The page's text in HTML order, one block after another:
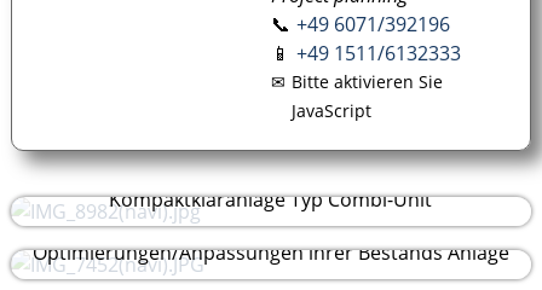
📞 +49 6071/392196
📱 +49 1511/6132333
✉ Bitte aktivieren Sie
JavaScript
Kompaktkläranlage Typ Combi-Unit
Optimierungen/Anpassungen ihrer Bestands Anlage